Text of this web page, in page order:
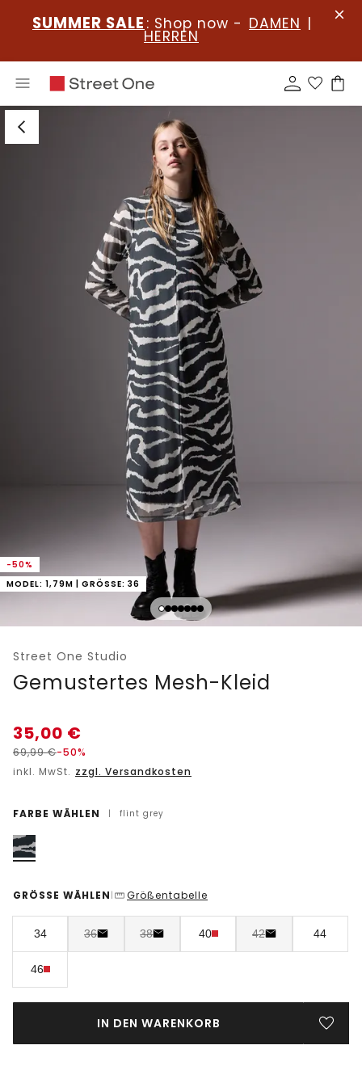
SUMMER SALE : Shop now - DAMEN |
HERREN
-50%
MODEL: 1,79M | GRÖSSE: 36
Street One Studio
Gemustertes Mesh-Kleid
35,00 €
69,99€-50%
inkl. MwSt. zzgl. Versandkosten
FARBE WÄHLEN | flint grey
GRÖSSE WÄHLEN | Größentabelle
34 36 38 40 42 44
46
IN DEN WARENKORB